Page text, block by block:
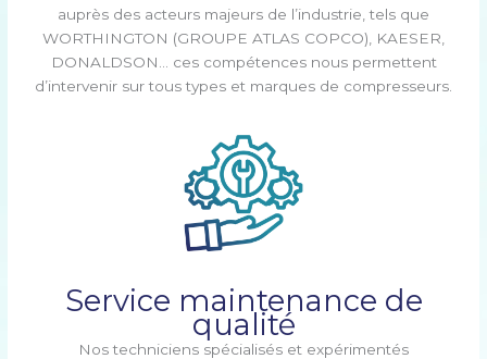
auprès des acteurs majeurs de l’industrie, tels que
WORTHINGTON (GROUPE ATLAS COPCO), KAESER,
DONALDSON… ces compétences nous permettent
d’intervenir sur tous types et marques de compresseurs.
Service maintenance de
qualité
Nos techniciens spécialisés et expérimentés